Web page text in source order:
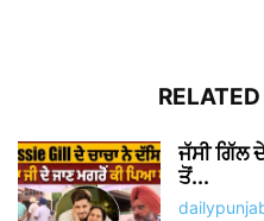
ਜੱਸੀ ਗਿੱਲ
ਤੋਂ...